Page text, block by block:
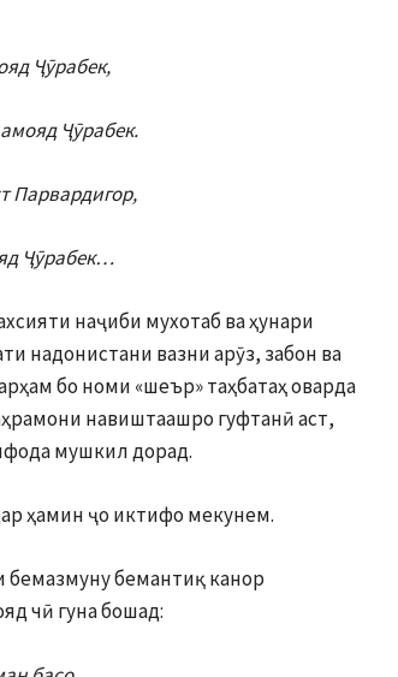
Ҷӯрабек,
Ҷӯрабек.
Парвардигор,
Ҷӯрабек…
наҷиби мухотаб ва ҳунари
надонистани вазни арӯз, забон ва
бо номи «шеър» таҳбатаҳ оварда
навиштаашро гуфтанӣ аст,
мушкил дорад.
ҳамин ҷо иктифо мекунем.
бемазмуну бемантиқ канор
чӣ гуна бошад: